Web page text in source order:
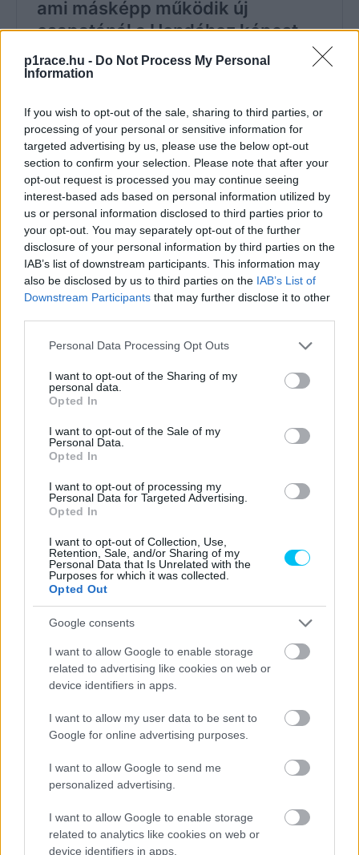
p1race.hu - Do Not Process My Personal
Information
If you wish to opt-out of the sale, sharing to third parties, or
processing of your personal or sensitive information for
targeted advertising by us, please use the below opt-out
section to confirm your selection. Please note that after your
opt-out request is processed you may continue seeing
interest-based ads based on personal information utilized by
us or personal information disclosed to third parties prior to
your opt-out. You may separately opt-out of the further
disclosure of your personal information by third parties on the
IAB’s list of downstream participants. This information may
also be disclosed by us to third parties on the IAB’s List of
Downstream Participants that may further disclose it to other
Please note that this website/app uses one or more Google
not limited to your visit or usage behaviour. You may click to
grant or deny consent to Google and its third-party tags to
use your data for below specified purposes in below Google
consent section.
Personal Data Processing Opt Outs
I want to opt-out of the Sharing of my
personal data.
Opted In
I want to opt-out of the Sale of my
Personal Data.
Opted In
I want to opt-out of processing my
Personal Data for Targeted Advertising.
Opted In
I want to opt-out of Collection, Use,
Retention, Sale, and/or Sharing of my
Personal Data that Is Unrelated with the
Purposes for which it was collected.
Opted Out
Google consents
I want to allow Google to enable storage
related to advertising like cookies on web or
device identifiers in apps.
I want to allow my user data to be sent to
Google for online advertising purposes.
I want to allow Google to send me
personalized advertising.
I want to allow Google to enable storage
related to analytics like cookies on web or
device identifiers in apps.
CIMKÉK Előszezoni teszt Frankie Carchedi
KK
Marc Márquez
Sepang Simon Crafar
Sokatmondó: Quartararo már
a teszten többet beszélt új
előzővel összesen
Mi következik a Marc
Repsol Honda
- Advertisment -